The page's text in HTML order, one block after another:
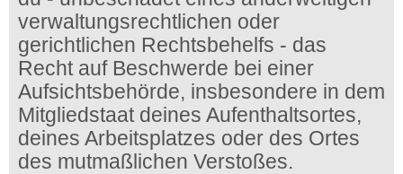
verwaltungsrechtlichen oder
gerichtlichen Rechtsbehelfs - das
Recht auf Beschwerde bei einer
Aufsichtsbehörde, insbesondere in dem
Mitgliedstaat deines Aufenthaltsortes,
deines Arbeitsplatzes oder des Ortes
des mutmaßlichen Verstoßes.